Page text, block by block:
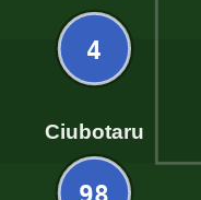
4
Ciubotaru